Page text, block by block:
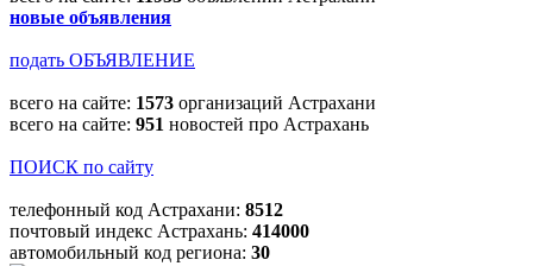
новые объявления
подать ОБЪЯВЛЕНИЕ
всего на сайте: 1573 организаций Астрахани
всего на сайте: 951 новостей про Астрахань
ПОИСК по сайту
телефонный код Астрахани: 8512
почтовый индекс Астрахань: 414000
автомобильный код региона: 30